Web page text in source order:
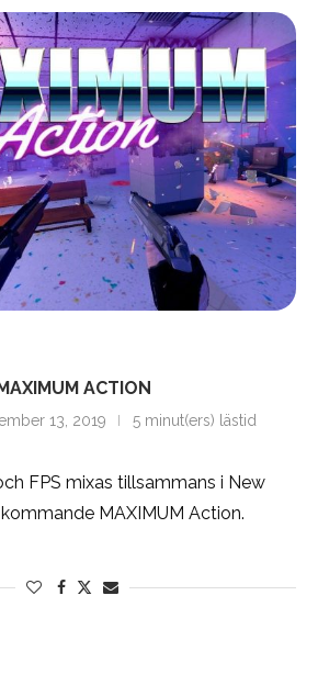
ACTION
13, 2019 5 minut(ers) lästid
FPS mixas tillsammans i New
MAXIMUM Action.